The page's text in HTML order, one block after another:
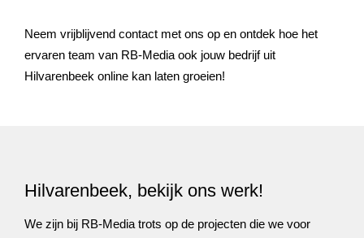
Neem vrijblijvend contact met ons op en ontdek hoe het
ervaren team van RB-Media ook jouw bedrijf uit
Hilvarenbeek online kan laten groeien!
Hilvarenbeek, bekijk ons werk!
We zijn bij RB-Media trots op de projecten die we voor